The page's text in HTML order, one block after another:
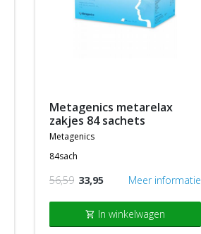
metagenics metarelax
zakjes 84 sachets
metagenics
84sach
56,59 33,95 Meer informatie
shopping_cart In winkelwagen